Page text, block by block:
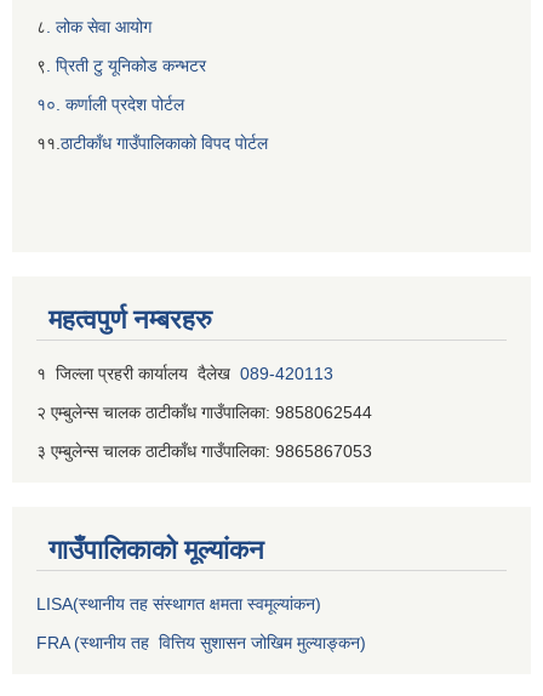
८. लोक सेवा आयोग
९. प्रिती टु यूनिकोड कन्भटर
१०. कर्णाली प्रदेश पोर्टल
११.ठाटीकाँध गाउँपालिकाकाे विपद पाेर्टल
महत्वपुर्ण नम्बरहरु
१ जिल्‍ला प्रहरी कार्यालय दैलेख 089-420113
२ एम्बुलेन्स चालक ठाटीकाँध गाउँपालिका: 9858062544
३ एम्बुलेन्स चालक ठाटीकाँध गाउँपालिका: 9865867053
गाउँपालिकाकाे मूल्यांकन
LISA(स्थानीय तह संस्थागत क्षमता स्वमूल्यांकन)
FRA (स्थानीय तह वित्तिय सुशासन जोखिम मुल्याङ्कन)